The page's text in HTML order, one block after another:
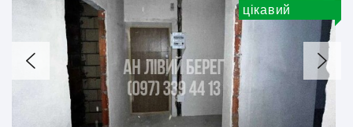
цікавий